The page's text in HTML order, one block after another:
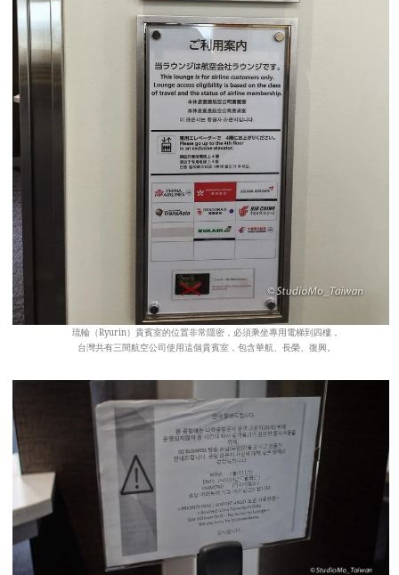
琉輪（Ryurin）貴賓室的位置非常隱密，必須乘坐專用電梯到四樓，
台灣共有三間航空公司使用這個貴賓室，包含華航、長榮、復興。